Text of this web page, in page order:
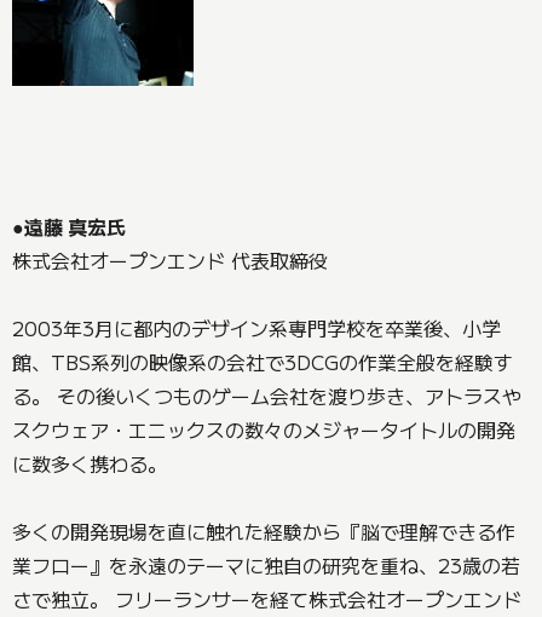
●遠藤 真宏氏
株式会社オープンエンド 代表取締役
2003年3月に都内のデザイン系専門学校を卒業後、小学
館、TBS系列の映像系の会社で3DCGの作業全般を経験す
る。 その後いくつものゲーム会社を渡り歩き、アトラスや
スクウェア・エニックスの数々のメジャータイトルの開発
に数多く携わる。
多くの開発現場を直に触れた経験から『脳で理解できる作
業フロー』を永遠のテーマに独自の研究を重ね、23歳の若
さで独立。 フリーランサーを経て株式会社オープンエンド